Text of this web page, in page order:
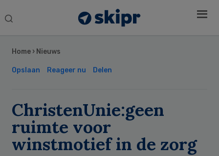
Search
Home › Nieuws
Opslaan Reageer nu Delen
ChristenUnie:geen
ruimte voor
winstmotief in de zorg
Sidebar